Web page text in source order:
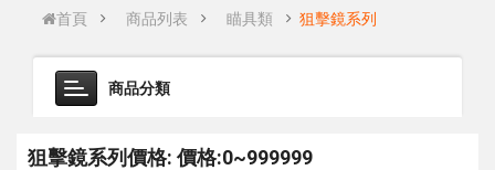
首頁 商品列表 瞄具類 狙擊鏡系列
商品分類
狙擊鏡系列價格: 價格:0~999999